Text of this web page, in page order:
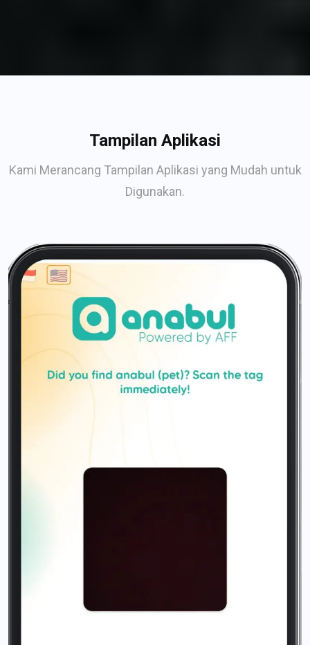
Tampilan Aplikasi
Kami Merancang Tampilan Aplikasi yang Mudah untuk
Digunakan.